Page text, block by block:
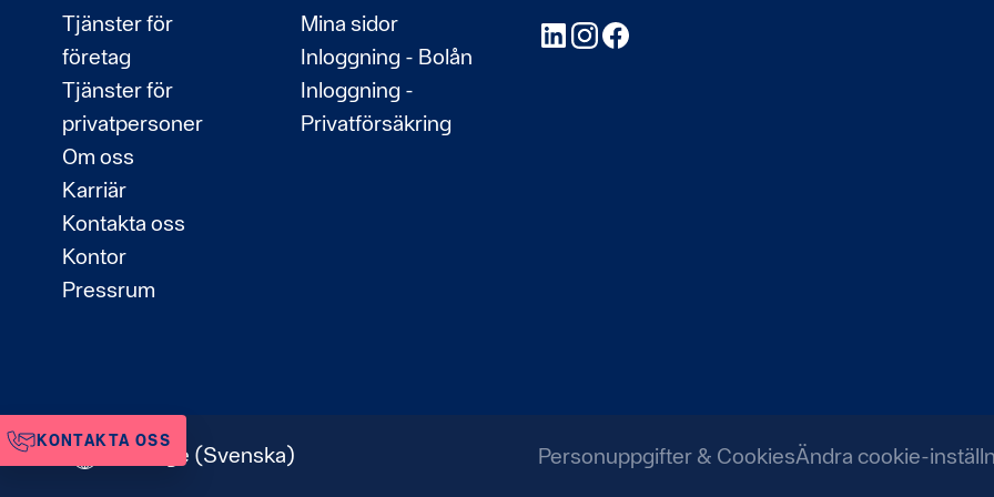
KONTAKTA OSS
Tjänster för
företag
Tjänster för
privatpersoner
Om oss
Karriär
Kontakta oss
Kontor
Pressrum
Mina sidor
Inloggning - Bolån
Inloggning -
Privatförsäkring
LinkedInInstagram
Sverige (Svenska) Personuppgifter & CookiesÄndra cookie-